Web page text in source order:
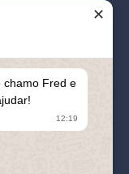
✕
chamo Fred e
12:19